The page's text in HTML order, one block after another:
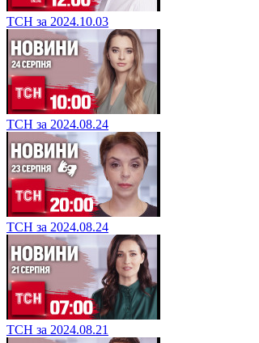
ТСН за 2024.10.03
ТСН за 2024.08.24
ТСН за 2024.08.24
ТСН за 2024.08.21